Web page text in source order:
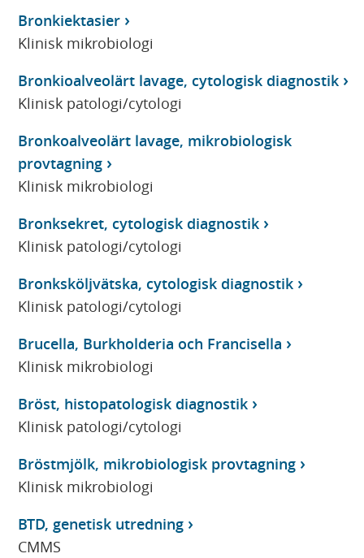
Bronkiektasier
Klinisk mikrobiologi
Bronkioalveolärt lavage, cytologisk diagnostik
Klinisk patologi/cytologi
Bronkoalveolärt lavage, mikrobiologisk
provtagning
Klinisk mikrobiologi
Bronksekret, cytologisk diagnostik
Klinisk patologi/cytologi
Bronksköljvätska, cytologisk diagnostik
Klinisk patologi/cytologi
Brucella, Burkholderia och Francisella
Klinisk mikrobiologi
Bröst, histopatologisk diagnostik
Klinisk patologi/cytologi
Bröstmjölk, mikrobiologisk provtagning
Klinisk mikrobiologi
BTD, genetisk utredning
CMMS